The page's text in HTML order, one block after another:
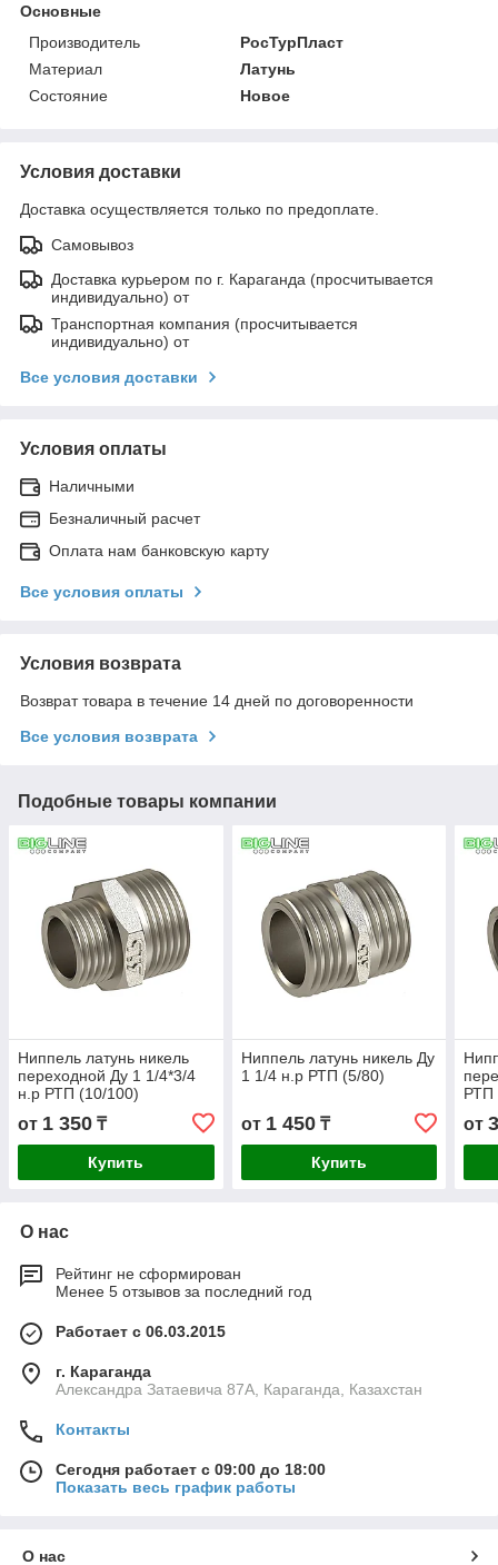
Основные
Производитель
РосТурПласт
Материал
Латунь
Состояние
Новое
Условия доставки
Доставка осуществляется только по предоплате.
Самовывоз
Доставка курьером по г. Караганда (просчитывается
индивидуально) от
Транспортная компания (просчитывается
индивидуально) от
Все условия доставки
Условия оплаты
Наличными
Безналичный расчет
Оплата нам банковскую карту
Все условия оплаты
Условия возврата
Возврат товара в течение 14 дней по договоренности
Все условия возврата
Подобные товары компании
Ниппель латунь никель
переходной Ду 1 1/4*3/4
н.р РТП (10/100)
от 1 350 ₸
Купить
Ниппель латунь никель Ду
1 1/4 н.р РТП (5/80)
от 1 450₸
Купить
РТП
от
О нас
Рейтинг не сформирован
Менее 5 отзывов за последний год
Работает с 06.03.2015
г. Караганда
Александра Затаевича 87А, Караганда, Казахстан
Контакты
Сегодня работает с 09:00 до 18:00
Показать весь график работы
О нас